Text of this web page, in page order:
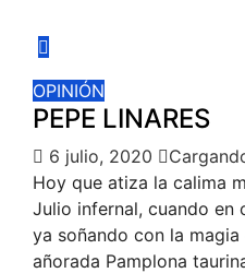
OPINIÓN
PEPE LINARES
6 julio, 2020
Hoy que atiza la calima
Julio infernal, cuando en
ya soñando con la
añorada Pamplona